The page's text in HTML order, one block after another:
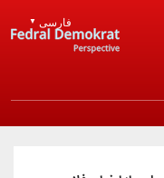
فارسی ▼